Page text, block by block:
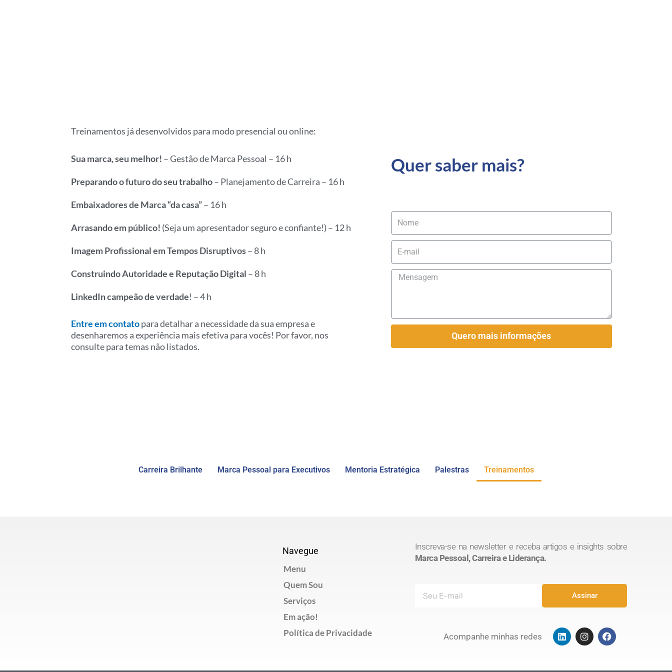
Treinamentos já desenvolvidos para modo presencial ou online:
Sua marca, seu melhor! – Gestão de Marca Pessoal – 16 h
Preparando o futuro do seu trabalho– Planejamento de Carreira – 16 h
Embaixadores de Marca “da casa”– 16 h
Arrasando em público! (Seja um apresentador seguro e confiante!) – 12 h
Imagem Profissional em Tempos Disruptivos– 8 h
Construindo Autoridade e Reputação Digital – 8 h
LinkedIn campeão de verdade! – 4 h
Entre em contatopara detalhar a necessidade da sua empresa e
desenharemos a experiência mais efetiva para vocês! Por favor, nos
consulte para temas não listados.
Quer saber mais?
Nome
E-
mail
Mensagem
Quero mais informações
Carreira Brilhante Marca Pessoal para Executivos Mentoria Estratégica Palestras Treinamentos
Navegue
Menu
Quem Sou
Serviços
Em ação!
Política de Privacidade
Inscreva-se na newsletter e receba artigos e insights sobre
Marca Pessoal, Carreira e Liderança.
mail
Assinar
Acompanhe minhas redes
L
i
I
n
F
a